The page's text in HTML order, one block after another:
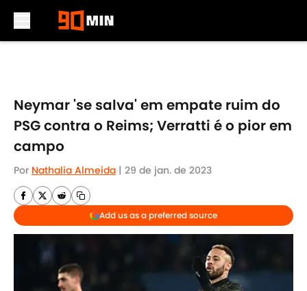
Neymar 'se salva' em empate ruim do
PSG contra o Reims; Verratti é o pior em
campo
Por Nathalia Almeida | 29 de jan. de 2023
Add us as a preferred source